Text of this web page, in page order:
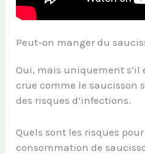
Peut-on manger du
Oui, mais uniquement s’il
crue comme le saucisson
des risques d’infections.
Quels sont les risques
consommation de